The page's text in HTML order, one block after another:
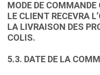
MODE DE
LE CLIENT RECEVRA
LA LIVRAISON DES
COLIS.
5.3. DATE DE LA